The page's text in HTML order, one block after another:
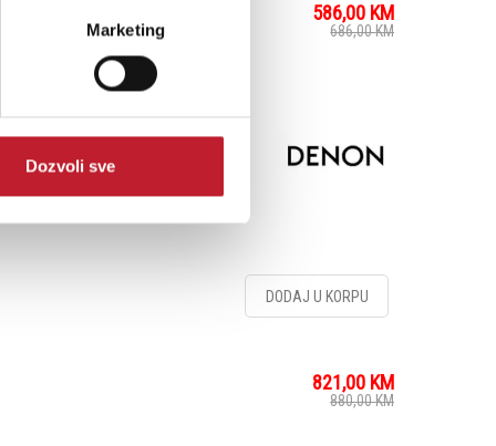
Marketing
Dozvoli sve
586,00 KM
686,00KM
u vrhunskoj audio i
sa AL32
DODAJ U KORPU
821,00 KM
880,00KM